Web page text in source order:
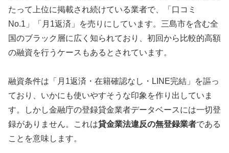
たって上位に掲載され続けている業者で、「口コミ
No.1」「月1返済」を売りにしています。三島市を含む全
国のブラック層に広く知られており、初回から比較的高額
の融資を行うケースもあるとされています。
融資条件は「月1返済・在籍確認なし・LINE完結」を謳っ
ており、いかにも使いやすそうな印象を作り出していま
す。しかし金融庁の登録貸金業者データベースには一切登
録がありません。これは貸金業法違反の無登録業者である
ことを意味します。